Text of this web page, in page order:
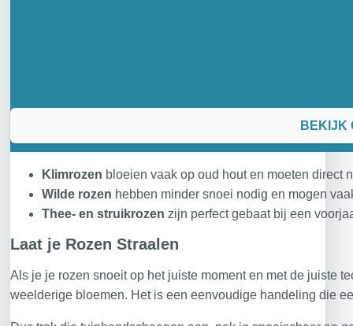
BEKIJK
Klimrozen bloeien vaak op oud hout en moeten direct
Wilde rozen hebben minder snoei nodig en mogen
Thee- en struikrozen zijn perfect gebaat bij een
Laat je Rozen Straalen
Als je je rozen snoeit op het juiste moment en met de juiste
weelderige bloemen. Het is een eenvoudige handeling die